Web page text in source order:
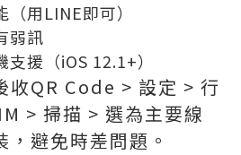
（用LINE即可）
弱訊
支援（iOS 12.1+）
收QR Code > 設定 > 行
> 掃描 > 選為主要線
避免時差問題。